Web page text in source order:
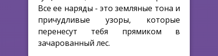
Все ее наряды - это земляные тона и
причудливые узоры, которые
перенесут тебя прямиком в
зачарованный лес.